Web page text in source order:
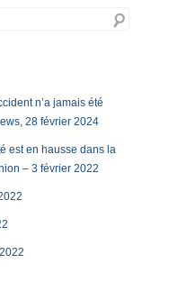
n’a jamais été
28 février 2024
est en hausse dans la
– 3 février 2022